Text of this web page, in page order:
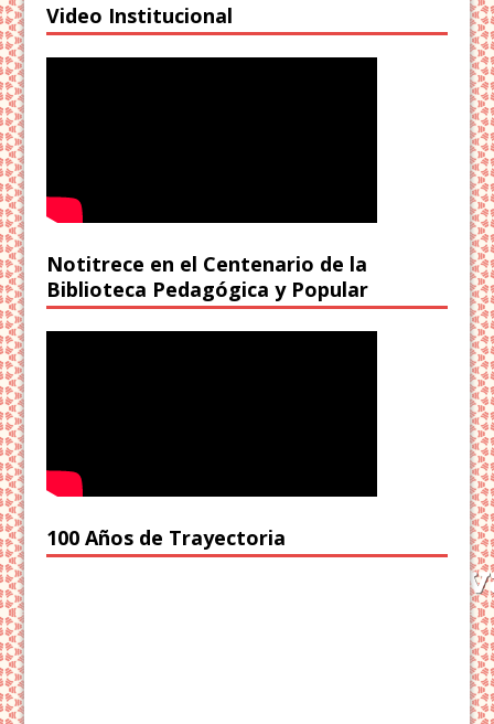
Video Institucional
Notitrece en el Centenario de la
Biblioteca Pedagógica y Popular
100 Años de Trayectoria